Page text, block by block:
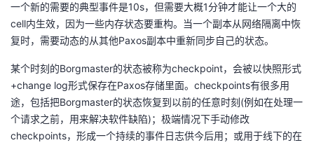
动关证
实
的
藏
持
建
议
一个新的需要的典型事件是10s，但需要大概1分钟才能让一个大的
cell内生效，因为一些内存状态要重构。当一个副本从网络隔离中恢
复时，需要动态的从其他Paxos副本中重新同步自己的状态。
某个时刻的Borgmaster的状态被称为checkpoint，会被以快照形式
+change log形式保存在Paxos存储里面。checkpoints有很多用
途，包括把Borgmaster的状态恢复到以前的任意时刻(例如在处理一
个请求之前，用来解决软件缺陷)；极端情况下手动修改
checkpoints，形成一个持续的事件日志供今后用；或用于线下的在